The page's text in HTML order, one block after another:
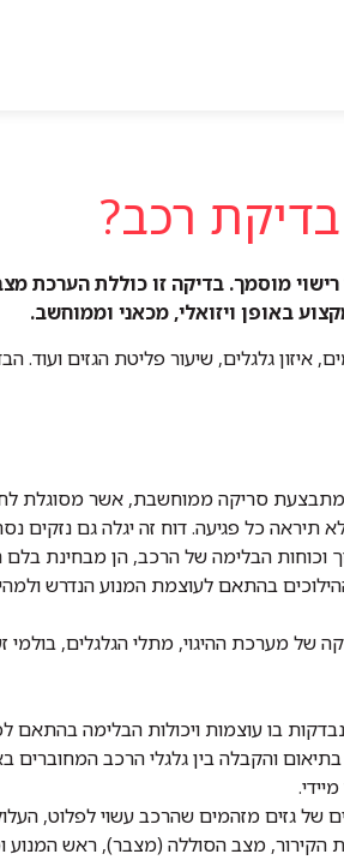
רכב?
מוסמך. בדיקה זו כוללת הערכת
באופן ויזואלי, מכאני וממוחשב.
איזון גלגלים, שיעור פליטת הגזים
סריקה ממוחשבת, אשר מסוגלת
כל פגיעה. דוח זה יגלה גם נזקים
וכוחות הבלימה של הרכב, הן מבחינת
בהתאם לעוצמת המנוע הנדרש
של מערכת ההיגוי, מתלי הגלגלים, בולמי
בו עוצמות ויכולות הבלימה
והקבלה בין גלגלי הרכב המחוברים
מצב הסוללה (מצבר), ראש המנוע